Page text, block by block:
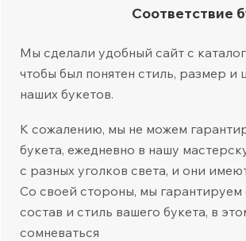
Соответствие
Мы сделали удобный сайт с
чтобы был понятен стиль, размер и
наших букетов.
К сожалению, мы не можем
букета, ежедневно в нашу
с разных уголков света, и они
Со своей стороны, мы
состав и стиль вашего букета, в
сомневаться